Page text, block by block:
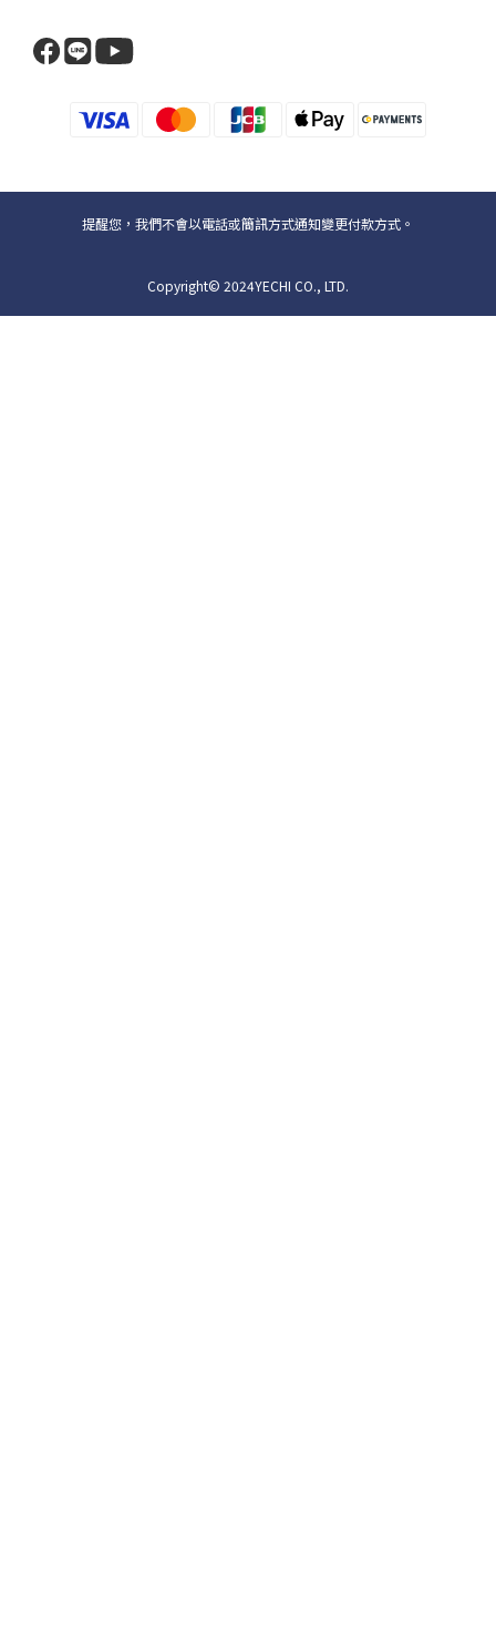
提醒您，我們不會以電話或簡訊方式通知變更付款方式。
Copyright© 2024YECHI CO., LTD.